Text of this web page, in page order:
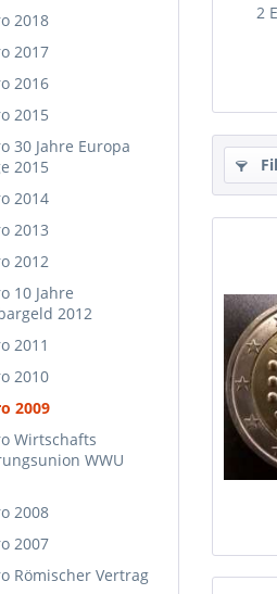
2018
2017
2016
2015
30 Jahre Europa
2015
2014
2013
2012
10 Jahre
2012
2011
2010
2009
Wirtschafts
WWU
2008
2007
Römischer Vertrag
2